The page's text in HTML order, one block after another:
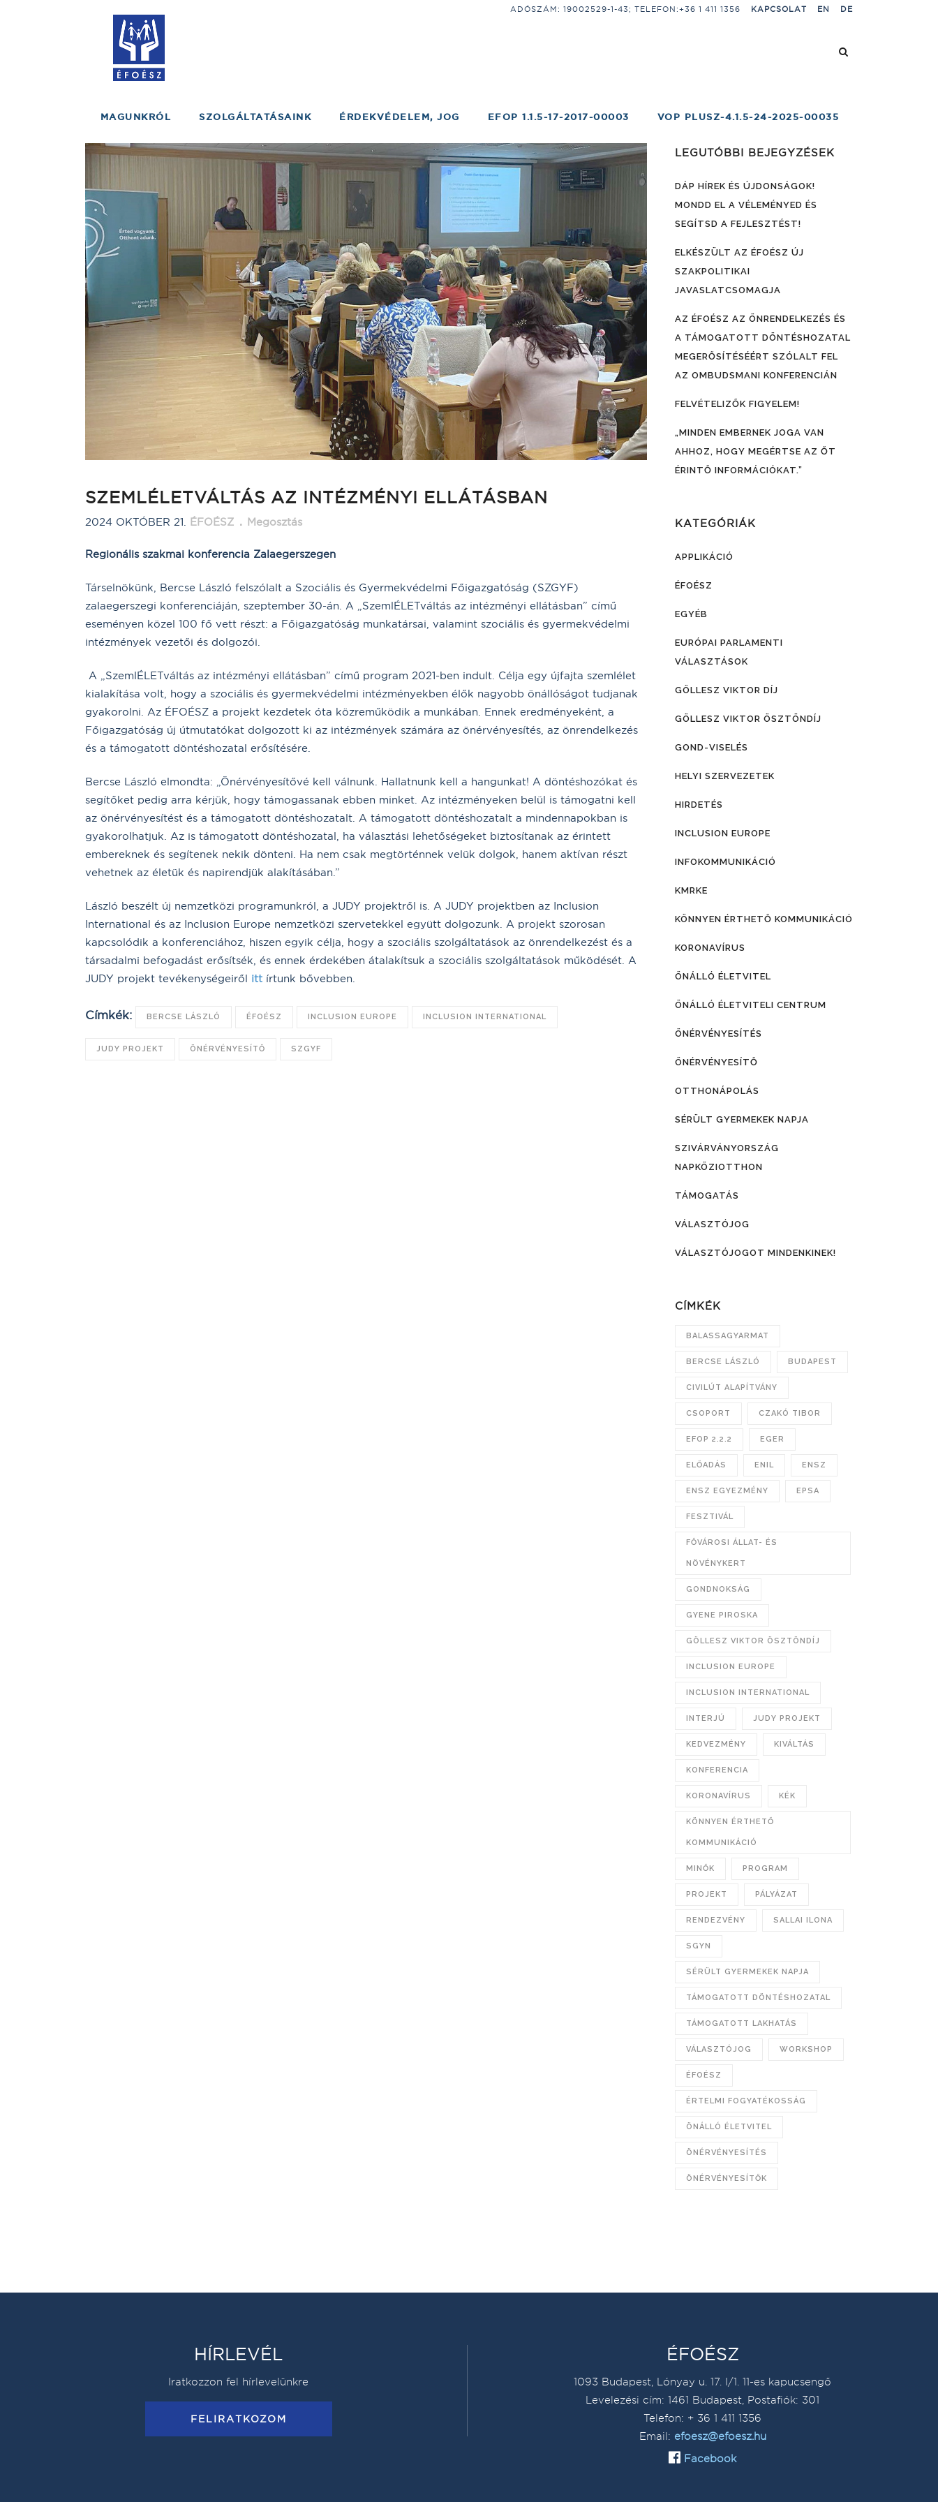
ADÓSZÁM: 19002529-1-43; TELEFON:+36 1 411 1356 KAPCSOLAT EN DE
MAGUNKRÓL SZOLGÁLTATÁSAINK ÉRDEKVÉDELEM, JOG EFOP 1.1.5-17-2017-00003 VOP PLUSZ-4.1.5-24-2025-00035
SZEMLÉLETVÁLTÁS AZ INTÉZMÉNYI ELLÁTÁSBAN
2024 OKTÓBER 21. ÉFOÉSZ Megosztás
Regionális szakmai konferencia Zalaegerszegen
Társelnökünk, Bercse László felszólalt a Szociális és Gyermekvédelmi Főigazgatóság (SZGYF)
zalaegerszegi konferenciáján, szeptember 30-án. A „SzemlÉLETváltás az intézményi ellátásban” című
eseményen közel 100 fő vett részt: a Főigazgatóság munkatársai, valamint szociális és gyermekvédelmi
intézmények vezetői és dolgozói.
A „SzemlÉLETváltás az intézményi ellátásban” című program 2021-ben indult. Célja egy újfajta szemlélet
kialakítása volt, hogy a szociális és gyermekvédelmi intézményekben élők nagyobb önállóságot tudjanak
gyakorolni. Az ÉFOÉSZ a projekt kezdetek óta közreműködik a munkában. Ennek eredményeként, a
Főigazgatóság új útmutatókat dolgozott ki az intézmények számára az önérvényesítés, az önrendelkezés
és a támogatott döntéshozatal erősítésére.
Bercse László elmondta: „Önérvényesítővé kell válnunk. Hallatnunk kell a hangunkat! A döntéshozókat és
segítőket pedig arra kérjük, hogy támogassanak ebben minket. Az intézményeken belül is támogatni kell
az önérvényesítést és a támogatott döntéshozatalt. A támogatott döntéshozatalt a mindennapokban is
gyakorolhatjuk. Az is támogatott döntéshozatal, ha választási lehetőségeket biztosítanak az érintett
embereknek és segítenek nekik dönteni. Ha nem csak megtörténnek velük dolgok, hanem aktívan részt
vehetnek az életük és napirendjük alakításában.”
László beszélt új nemzetközi programunkról, a JUDY projektről is. A JUDY projektben az Inclusion
International és az Inclusion Europe nemzetközi szervetekkel együtt dolgozunk. A projekt szorosan
kapcsolódik a konferenciához, hiszen egyik célja, hogy a szociális szolgáltatások az önrendelkezést és a
társadalmi befogadást erősítsék, és ennek érdekében átalakítsuk a szociális szolgáltatások működését. A
JUDY projekt tevékenységeiről itt írtunk bővebben.
Címkék: BERCSE LÁSZLÓ ÉFOÉSZ INCLUSION EUROPE INCLUSION INTERNATIONAL
JUDY PROJEKT ÖNÉRVÉNYESÍTŐ SZGYF
LEGUTÓBBI BEJEGYZÉSEK
DÁP HÍREK ÉS ÚJDONSÁGOK!
MONDD EL A VÉLEMÉNYED ÉS
SEGÍTSD A FEJLESZTÉST!
ELKÉSZÜLT AZ ÉFOÉSZ ÚJ
SZAKPOLITIKAI
JAVASLATCSOMAGJA
AZ ÉFOÉSZ AZ ÖNRENDELKEZÉS ÉS
A TÁMOGATOTT DÖNTÉSHOZATAL
MEGERŐSÍTÉSÉÉRT SZÓLALT FEL
AZ OMBUDSMANI KONFERENCIÁN
FELVÉTELIZŐK FIGYELEM!
„MINDEN EMBERNEK JOGA VAN
AHHOZ, HOGY MEGÉRTSE AZ ŐT
ÉRINTŐ INFORMÁCIÓKAT.”
KATEGÓRIÁK
APPLIKÁCIÓ
ÉFOÉSZ
EGYÉB
EURÓPAI PARLAMENTI
VÁLASZTÁSOK
GÖLLESZ VIKTOR DÍJ
GÖLLESZ VIKTOR ÖSZTÖNDÍJ
GOND-VISELÉS
HELYI SZERVEZETEK
HIRDETÉS
INCLUSION EUROPE
INFOKOMMUNIKÁCIÓ
KMRKE
KÖNNYEN ÉRTHETŐ KOMMUNIKÁCIÓ
KORONAVÍRUS
ÖNÁLLÓ ÉLETVITEL
ÖNÁLLÓ ÉLETVITELI CENTRUM
ÖNÉRVÉNYESÍTÉS
ÖNÉRVÉNYESÍTŐ
OTTHONÁPOLÁS
SÉRÜLT GYERMEKEK NAPJA
SZIVÁRVÁNYORSZÁG
NAPKÖZIOTTHON
TÁMOGATÁS
VÁLASZTÓJOG
VÁLASZTÓJOGOT MINDENKINEK!
CÍMKÉK
BALASSAGYARMAT
BERCSE LÁSZLÓ BUDAPEST
CIVILÚT ALAPÍTVÁNY
CSOPORT CZAKÓ TIBOR
EFOP 2.2.2 EGER
ELŐADÁS ENIL ENSZ
ENSZ EGYEZMÉNY EPSA
FESZTIVÁL
FŐVÁROSI ÁLLAT- ÉS
NÖVÉNYKERT
GONDNOKSÁG
GYENE PIROSKA
GÖLLESZ VIKTOR ÖSZTÖNDÍJ
INCLUSION EUROPE
INCLUSION INTERNATIONAL
INTERJÚ JUDY PROJEKT
KEDVEZMÉNY KIVÁLTÁS
KONFERENCIA
KORONAVÍRUS KÉK
KÖNNYEN ÉRTHETŐ
KOMMUNIKÁCIÓ
MINŐK PROGRAM
PROJEKT PÁLYÁZAT
RENDEZVÉNY SALLAI ILONA
SGYN
SÉRÜLT GYERMEKEK NAPJA
TÁMOGATOTT DÖNTÉSHOZATAL
TÁMOGATOTT LAKHATÁS
VÁLASZTÓJOG WORKSHOP
ÉFOÉSZ
ÉRTELMI FOGYATÉKOSSÁG
ÖNÁLLÓ ÉLETVITEL
ÖNÉRVÉNYESÍTÉS
ÖNÉRVÉNYESÍTŐK
HÍRLEVÉL
Iratkozzon fel hírlevelünkre
FELIRATKOZOM
ÉFOÉSZ
1093 Budapest, Lónyay u. 17. I/1. 11-es kapucsengő
Levelezési cím: 1461 Budapest, Postafiók: 301
Telefon: + 36 1 411 1356
Email: efoesz@efoesz.hu
Facebook